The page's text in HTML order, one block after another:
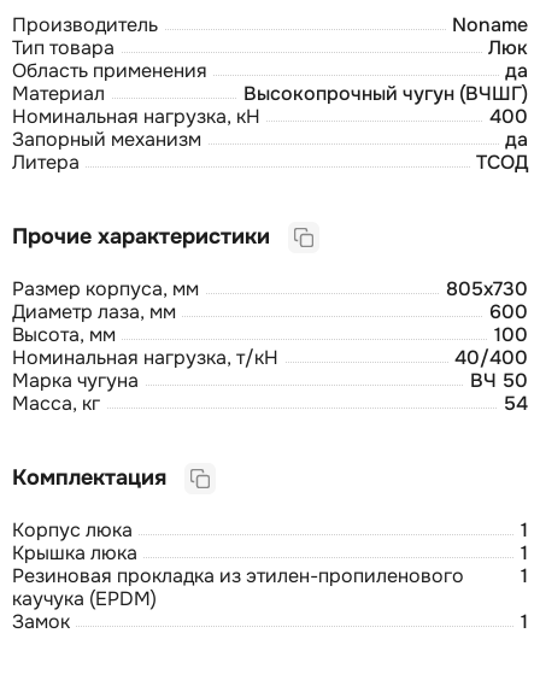
Производитель
Noname
Тип товара
Люк
Область применения
да
Материал
Высокопрочный чугун (ВЧШГ)
Номинальная нагрузка, кН
400
Запорный механизм
да
Литера
ТСОД
Прочие характеристики
Размер корпуса, мм
805х730
Диаметр лаза, мм
600
Высота, мм
100
Номинальная нагрузка, т/кН
40/400
Марка чугуна
ВЧ 50
Масса, кг
54
Комплектация
Корпус люка
1
Крышка люка
1
Резиновая прокладка из этилен-пропиленового
каучука (EPDM)
1
Замок
1